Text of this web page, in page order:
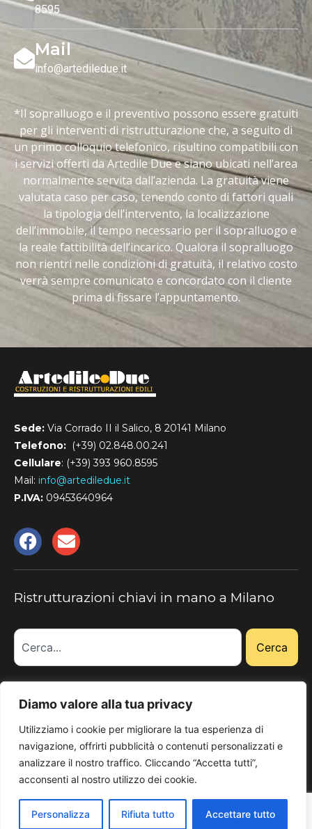
Diamo valore alla tua privacy
Utilizziamo i cookie per migliorare la tua esperienza di
navigazione, offrirti pubblicità o contenuti personalizzati e
analizzare il nostro traffico. Cliccando “Accetta tutti”,
acconsenti al nostro utilizzo dei cookie.
Personalizza Rifiuta tutto Accettare tutto
8595
Mail
info@artediledue.it
*Il sopralluogo e il preventivo possono essere gratuiti
per gli interventi di ristrutturazione che, a seguito di
un primo colloquio telefonico, risultino compatibili con
i servizi offerti da Artedile Due e siano ubicati nell’area
normalmente servita dall’azienda. La gratuità viene
valutata caso per caso, tenendo conto di fattori quali
la tipologia dell’intervento, la localizzazione
dell’immobile, il tempo necessario per il sopralluogo e
la reale fattibilità dell’incarico. Qualora il sopralluogo
non rientri nelle condizioni di gratuità, il relativo costo
verrà sempre comunicato e concordato con il cliente
prima di fissare l’appuntamento.
Sede: Via Corrado II il Salico, 8 20141 Milano
Telefono: (+39) 02.848.00.241
Cellulare: (+39) 393 960.8595
Mail: info@artediledue.it
P.IVA: 09453640964
Ristrutturazioni chiavi in mano a Milano
Cerca
CHI SIAMO
PORTFOLIO
RISTRUTTURAZIONE CASA
PROGETTAZIONE
DETRAZIONI
BLOG
CONTATTI
Dichiarazione di accessibilità–Privacy Policy Landing(s)